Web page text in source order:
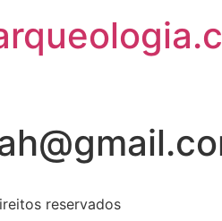
reservados